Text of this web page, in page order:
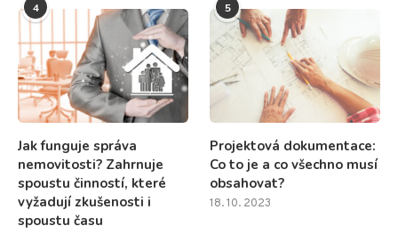
4
Jak funguje správa
nemovitosti? Zahrnuje
spoustu činností, které
vyžadují zkušenosti i
spoustu času
5
Projektová dokumentace:
Co to je a co všechno musí
obsahovat?
18. 10. 2023